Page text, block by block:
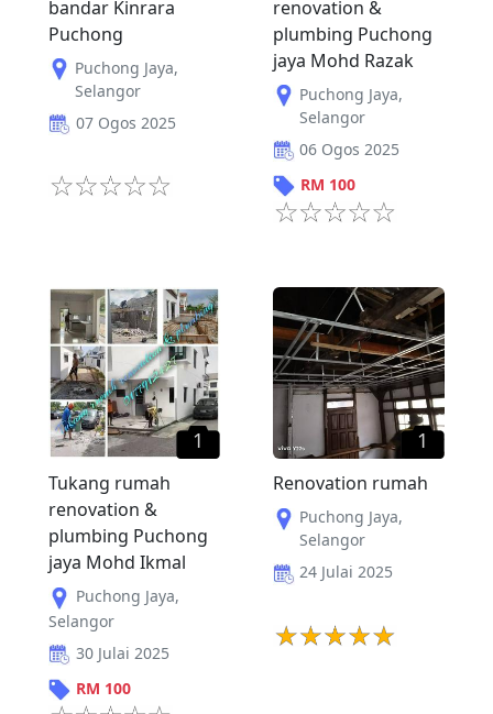
bandar Kinrara
Puchong
Puchong Jaya,
Selangor
07 Ogos 2025
renovation &
plumbing Puchong
jaya Mohd Razak
Puchong Jaya,
Selangor
06 Ogos 2025
RM 100
1
Tukang rumah
renovation &
plumbing Puchong
jaya Mohd Ikmal
Puchong Jaya,
Selangor
30 Julai 2025
RM 100
1
Renovation rumah
Puchong Jaya,
Selangor
24 Julai 2025